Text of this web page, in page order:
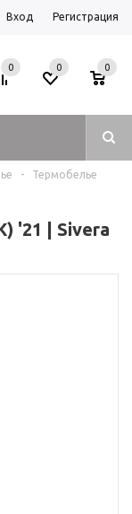
Вход Регистрация
0 0
0
-
Термобелье
'21 | Sivera